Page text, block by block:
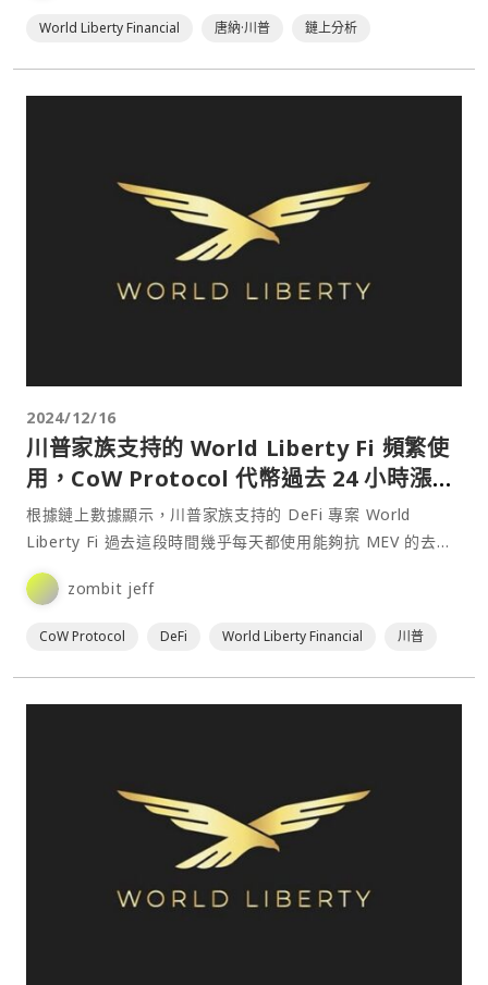
World Liberty Financial 唐納·川普 鏈上分析
2024/12/16
川普家族支持的 World Liberty Fi 頻繁使
用，CoW Protocol 代幣過去 24 小時漲超
50%
根據鏈上數據顯示，川普家族支持的 DeFi 專案 World
Liberty Fi 過去這段時間幾乎每天都使用能夠抗 MEV 的去中
心化交易所聚合協議 CoW Protocol 進行交易。⋯
zombit jeff
CoW Protocol DeFi World Liberty Financial 川普